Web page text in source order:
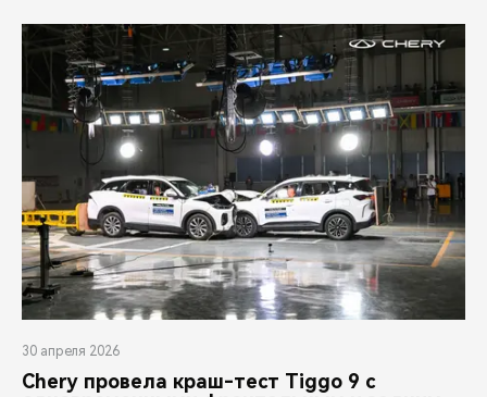
30 апреля 2026
Chery провела краш-тест Tiggo 9 с